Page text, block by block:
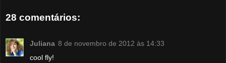
28 comentários:
Juliana 8 de novembro de 2012 às 14:33
cool fly!